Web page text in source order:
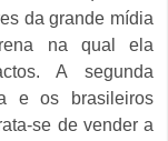
da grande mídia
na qual ela
A segunda
e os brasileiros
se de vender a